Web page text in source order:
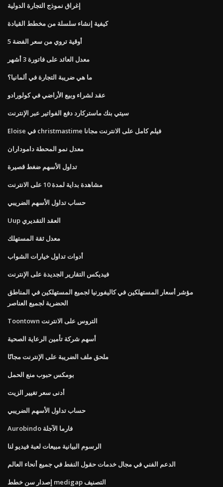
إغراق نموذج التجارة الدولية
كيفية إنشاء سلسلة من مخطط القيادة
5 أوقية تروي من سعر الفضة
معدل العائد على فاتورة 3 أشهر
ما هي ضريبة التجارة في ألمانيا؟
عقد لشراء وبيع الأراضي في كولورادو
سيتي بنك ماستركارد دفع الفواتير عبر الإنترنت
Eloise في christmastime فيلم كامل على الانترنت مجانا
معدل نمو المحطة داموداران
تداول الأسهم ضغط قصيرة
مشاهدة بداية لمدة 10 على الانترنت
حساب تداول الأسهم الضريبي
Uup العقد التقديري
معدل ثقة المستهلك
أدوات تداول خيارات الشواب
فيديكس التقارير الجديدة على الإنترنت
مؤشر أسعار المستهلكين في كاليفورنيا لجميع المستهلكين في المناطق
الحضرية لجميع العناصر
Toontown التروس على الانترنت
أسهم شركة تأمين الرعاية الصحية
ملحق ملف الضريبة على الإنترنت مجانًا
بومكس حبوب منع الحمل
أدنى سعر تغيير الزيت
حساب تداول الأسهم الضريبي
Aurobindo فارما الآجلة
الرسوم البيانية مبيعات لعبة فيديو لنا
الدعم الفني في مجال خدمات حقول النفط في جميع أنحاء العالم
إصدار سن خطط medigap التصنيف